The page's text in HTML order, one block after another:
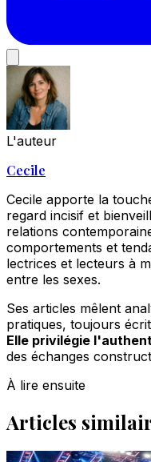
L'auteur
Cecile
Cecile apporte la
regard incisif et
relations
comportements et
lectrices et lecteurs à
entre les sexes.
Ses articles mêlent
pratiques, toujours
Elle privilégie
des échanges
À lire ensuite
Articles